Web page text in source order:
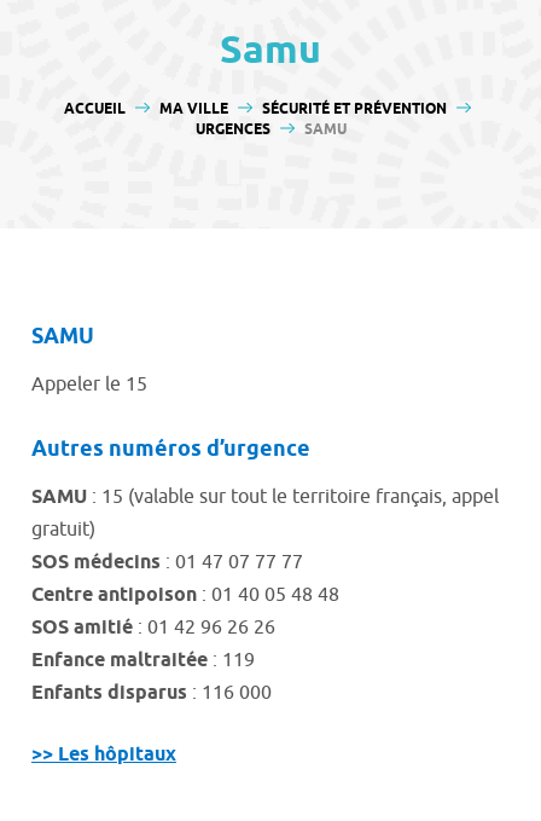
Samu
VOUS ÊTES ICI :
ACCUEIL MA VILLE
SÉCURITÉ ET PRÉVENTION
URGENCES
SAMU
SAMU
Appeler le 15
Autres numéros d’urgence
SAMU : 15 (valable sur tout le territoire français, appel
gratuit)
SOS médecins : 01 47 07 77 77
Centre antipoison : 01 40 05 48 48
SOS amitié : 01 42 96 26 26
Enfance maltraitée : 119
Enfants disparus : 116 000
>> Les hôpitaux